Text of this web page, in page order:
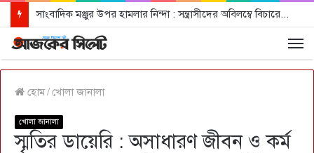
সাংবাদিক মঞ্জুর উপর হামলার নিন্দা : সন্ত্রাসীদের অবিলম্বে বিচারের আওতায় আনার দাবী
হোম/খোলা জানালা
খোলা জানালা
স্মৃতির ডায়েরি : অসাধারণ জীবন ও কর্ম